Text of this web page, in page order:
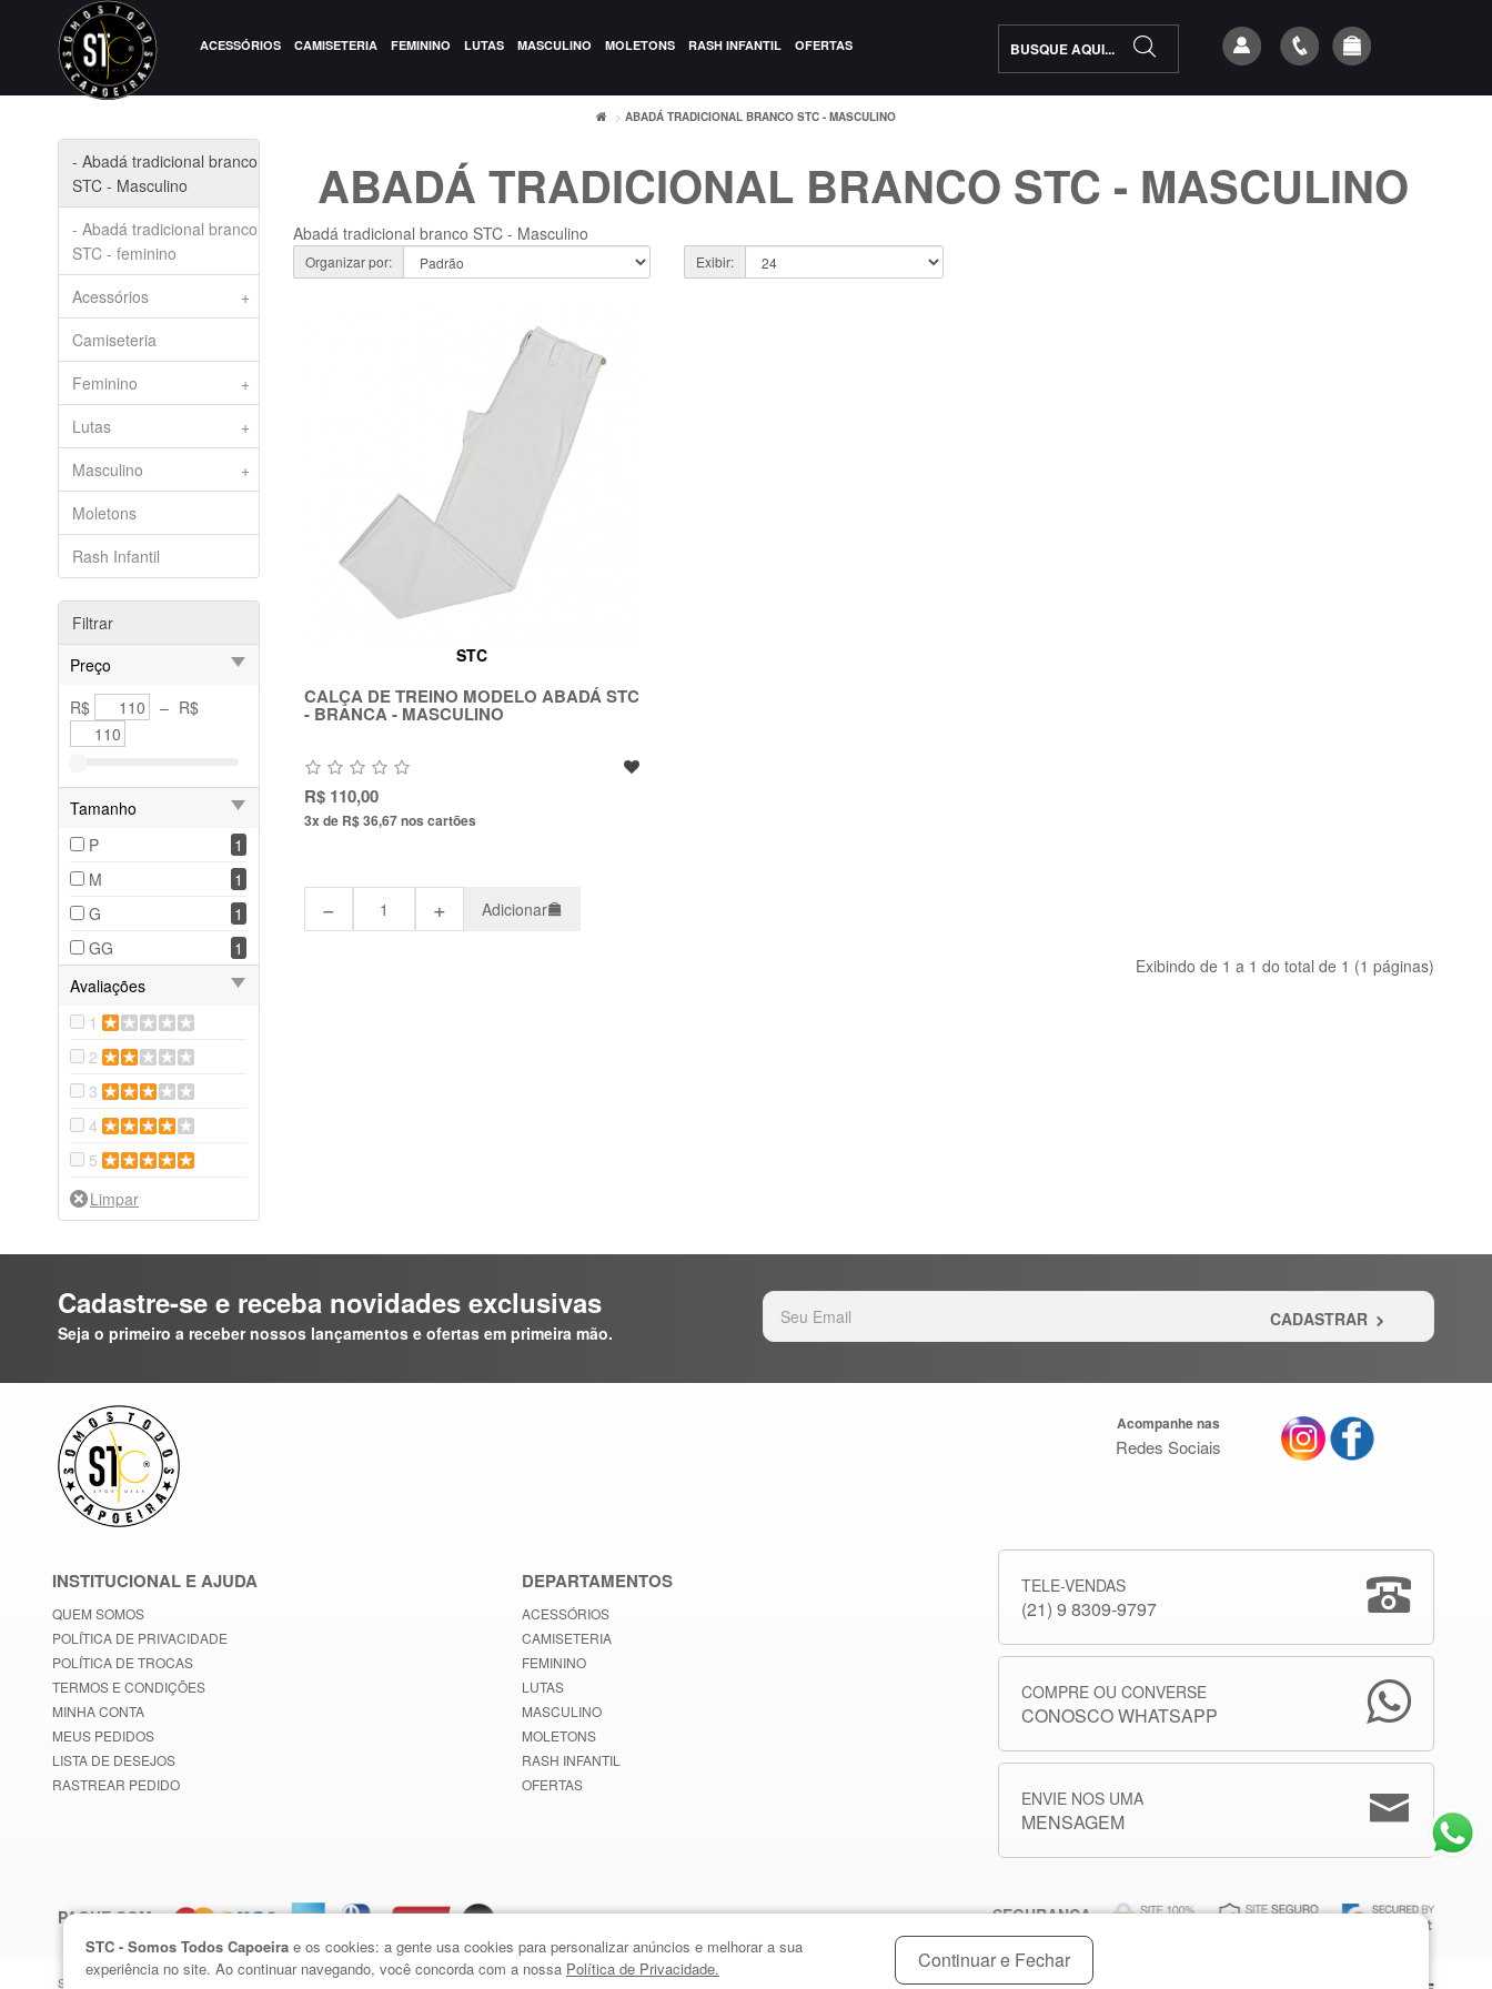
ACESSÓRIOS CAMISETERIA FEMININO LUTAS MASCULINO MOLETONS RASH INFANTIL OFERTAS
ABADÁ TRADICIONAL BRANCO STC - MASCULINO
- Abadá tradicional branco
STC - Masculino
- Abadá tradicional branco
STC - feminino
Acessórios
+
Camiseteria
Feminino
+
Lutas
+
Masculino
+
Moletons
Rash Infantil
Filtrar
Preço
R$
– R$
Tamanho
P
1
M
1
G
1
GG
1
Avaliações
1
2
3
4
5
ABADÁ TRADICIONAL BRANCO STC - MASCULINO
Abadá tradicional branco STC - Masculino
Organizar por: Exibir:
STC
CALÇA DE TREINO MODELO ABADÁ STC
- BRANCA - MASCULINO
R$ 110,00
3x de R$ 36,67nos cartões
− + Adicionar
Exibindo de 1 a 1 do total de 1 (1 páginas)
Cadastre-se e receba novidades exclusivas
Seja o primeiro a receber nossos lançamentos e ofertas em primeira mão.
CADASTRAR
Acompanhe nas
Redes Sociais
INSTITUCIONAL E AJUDA
QUEM SOMOS
POLÍTICA DE PRIVACIDADE
POLÍTICA DE TROCAS
TERMOS E CONDIÇÕES
MINHA CONTA
MEUS PEDIDOS
LISTA DE DESEJOS
RASTREAR PEDIDO
DEPARTAMENTOS
ACESSÓRIOS
CAMISETERIA
FEMININO
LUTAS
MASCULINO
MOLETONS
RASH INFANTIL
OFERTAS
TELE-VENDAS
(21) 9 8309-9797
COMPRE OU CONVERSE
CONOSCO WHATSAPP
ENVIE NOS UMA
MENSAGEM
PAGUE COM: SEGURANÇA:
STC - Somos Todos Capoeira © 2026
STC - Somos Todos Capoeira e os cookies: a gente usa cookies para personalizar anúncios e melhorar a sua
experiência no site. Ao continuar navegando, você concorda com a nossa Política de Privacidade. Continuar e Fechar